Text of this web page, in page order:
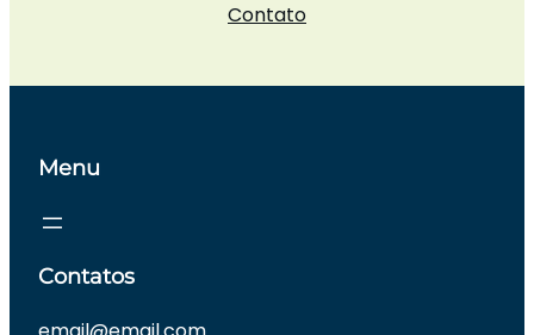
Contato
Menu
Contatos